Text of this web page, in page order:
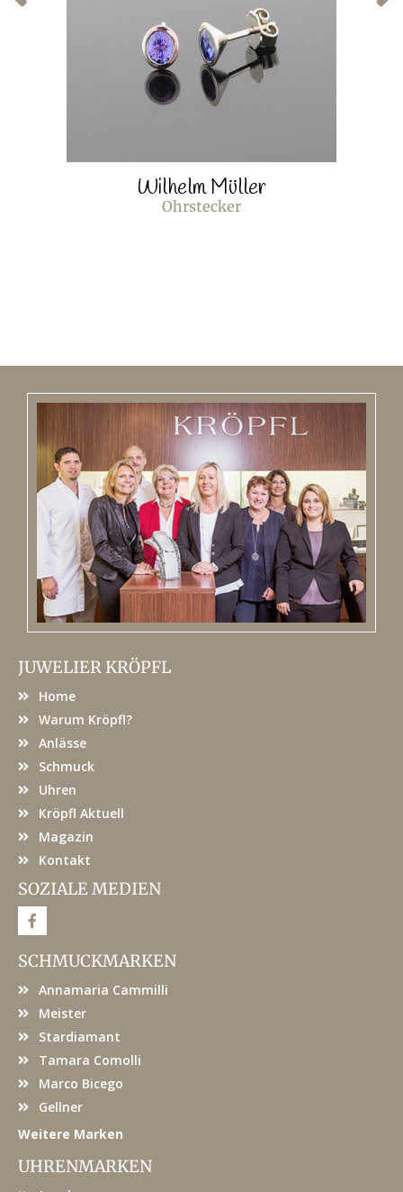
Wilhelm Müller
Ohrstecker
JUWELIER KRÖPFL
Home
Warum Kröpfl?
Anlässe
Schmuck
Uhren
Kröpfl Aktuell
Magazin
Kontakt
SOZIALE MEDIEN
F
a
e
b
o
SCHMUCKMARKEN
Annamaria Cammilli
Meister
Stardiamant
Tamara Comolli
Marco Bicego
Gellner
Weitere Marken
UHRENMARKEN